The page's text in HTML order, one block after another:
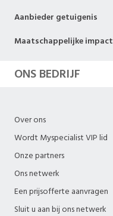
Aanbieder getuigenis
Maatschappelijke impact
ONS BEDRIJF
Over ons
Wordt Myspecialist VIP lid
Onze partners
Ons netwerk
Een prijsofferte aanvragen
Sluit u aan bij ons netwerk